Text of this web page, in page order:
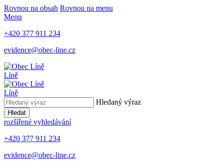
Rovnou na obsah Rovnou na menu
Menu
+420 377 911 234
evidence@obec-line.cz
Líně
Líně
Hledaný výraz
Hledat
rozšířené vyhledávání
+420 377 911 234
evidence@obec-line.cz